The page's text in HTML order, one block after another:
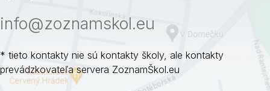
info@zoznamskol.eu
* tieto kontakty nie sú kontakty školy, ale kontakty
prevádzkovateľa servera ZoznamŠkol.eu